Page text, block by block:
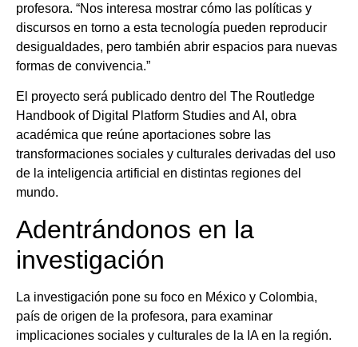
profesora. “Nos interesa mostrar cómo las políticas y
discursos en torno a esta tecnología pueden reproducir
desigualdades, pero también abrir espacios para nuevas
formas de convivencia.”
El proyecto será publicado dentro del The Routledge
Handbook of Digital Platform Studies and AI, obra
académica que reúne aportaciones sobre las
transformaciones sociales y culturales derivadas del uso
de la inteligencia artificial en distintas regiones del
mundo.
Adentrándonos en la
investigación
La investigación pone su foco en México y Colombia,
país de origen de la profesora, para examinar
implicaciones sociales y culturales de la IA en la región.